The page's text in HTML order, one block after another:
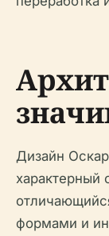
Дизайн
характерный
формами и